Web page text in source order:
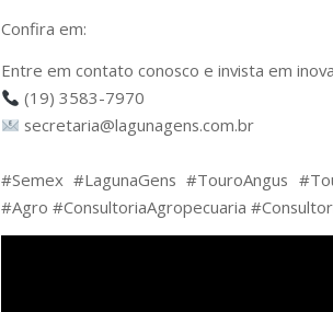
Confira em:
Entre em contato conosco e invista em
(19) 3583-7970
secretaria@lagunagens.com.br
#Semex #LagunaGens #TouroAngus
#Agro #ConsultoriaAgropecuaria